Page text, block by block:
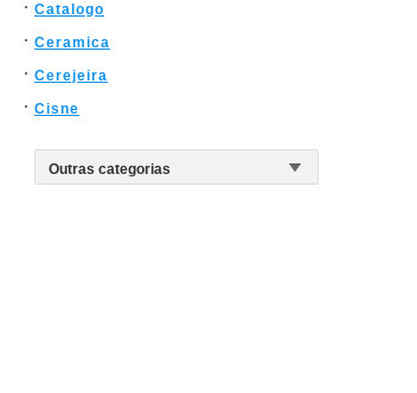
Catalogo
Ceramica
Cerejeira
Cisne